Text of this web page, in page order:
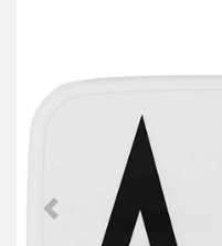
Previous Slide